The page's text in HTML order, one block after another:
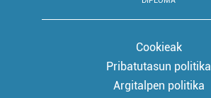
Cookieak
Pribatutasun politika
Argitalpen politika